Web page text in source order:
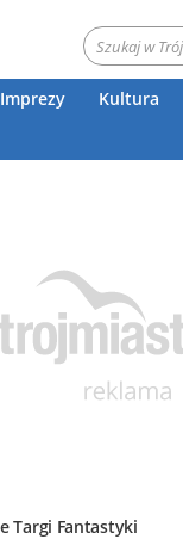
Imprezy Kultura
Targi Fantastyki